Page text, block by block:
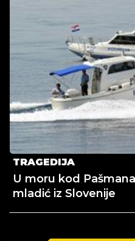
TRAGEDIJA
U moru kod
mladić iz Slovenije